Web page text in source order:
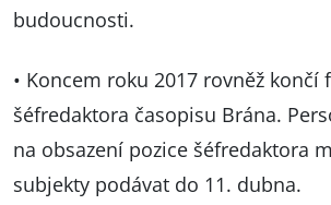
budoucnosti.
• Koncem roku 2017 rovněž
šéfredaktora časopisu Brána.
na obsazení pozice šéfredaktora
subjekty podávat do 11. dubna.